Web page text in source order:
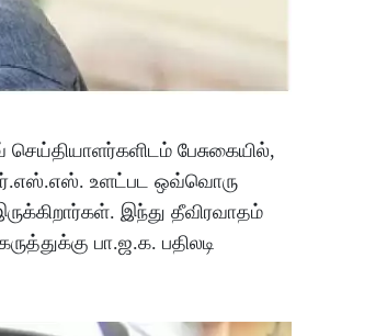
பேசுகையில்,
உளட்பட ஒவ்வொரு
இந்து தீவிரவாதம்
பா.ஜ.க. பதிலடி